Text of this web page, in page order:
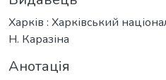
Харків : Харківський
Н. Каразіна
Анотація